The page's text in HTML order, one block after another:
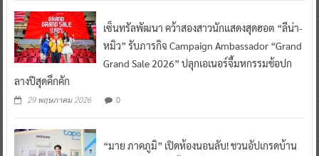
เซ็นทรัลพัฒนา คว้าสองสาวนักแสดงสุดฮอต “ลีน่า-
หมิว” รับภารกิจ Campaign Ambassador “Grand
Grand Sale 2026” ปลุกเอเนอร์จี้มหกรรมช้อปก
ลางปีสุดคึกคัก
29 พฤษภาคม 2026 0
“มาย ภาคภูมิ” เปิดห้องนอนลับ! ชวนอัปเกรดบ้าน